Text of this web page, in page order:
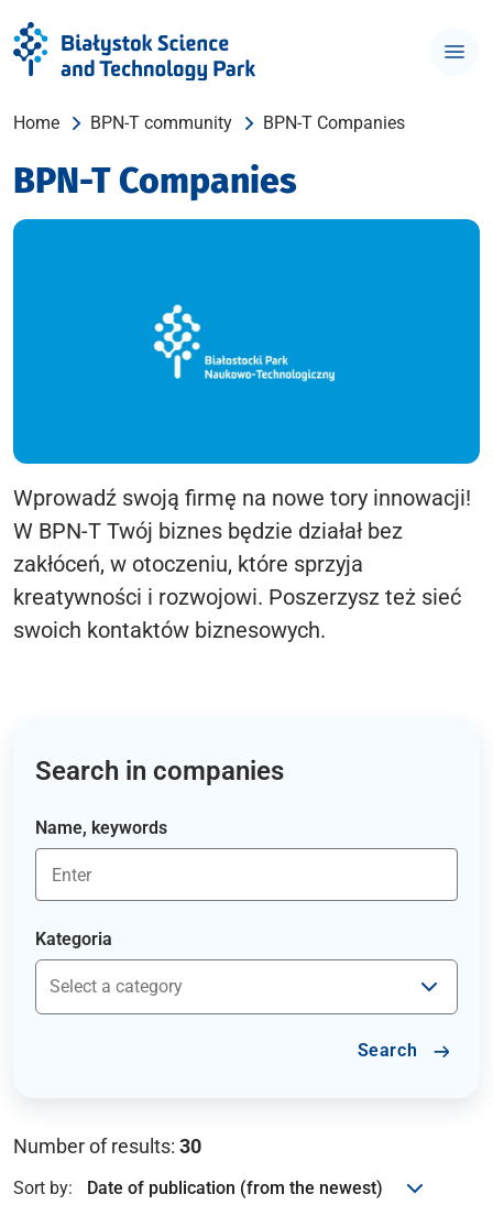
Home BPN-T community BPN-T Companies
BPN-T Companies
Wprowadź swoją firmę na nowe tory innowacji!
W BPN-T Twój biznes będzie działał bez
zakłóceń, w otoczeniu, które sprzyja
kreatywności i rozwojowi. Poszerzysz też sieć
swoich kontaktów biznesowych.
Search in companies
Name, keywords
Kategoria
Search
Number of results: 30
Sort by: